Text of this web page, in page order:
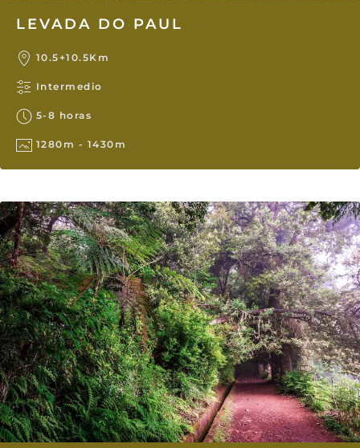
LEVADA DO PAUL
10.5+10.5Km
Intermedio
5-8 horas
1280m - 1430m